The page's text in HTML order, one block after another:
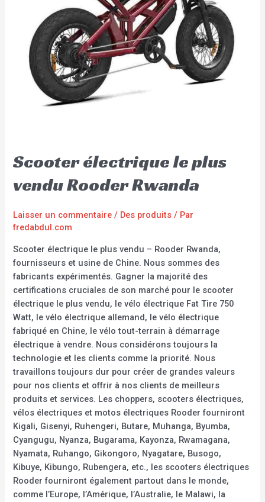
Scooter électrique le plus
vendu Rooder Rwanda
Laisser un commentaire / Des produits / Par
fredabdul.com
Scooter électrique le plus vendu – Rooder Rwanda,
fournisseurs et usine de Chine. Nous sommes des
fabricants expérimentés. Gagner la majorité des
certifications cruciales de son marché pour le scooter
électrique le plus vendu, le vélo électrique Fat Tire 750
Watt, le vélo électrique allemand, le vélo électrique
fabriqué en Chine, le vélo tout-terrain à démarrage
électrique à vendre. Nous considérons toujours la
technologie et les clients comme la priorité. Nous
travaillons toujours dur pour créer de grandes valeurs
pour nos clients et offrir à nos clients de meilleurs
produits et services. Les choppers, scooters électriques,
vélos électriques et motos électriques Rooder fourniront
Kigali, Gisenyi, Ruhengeri, Butare, Muhanga, Byumba,
Cyangugu, Nyanza, Bugarama, Kayonza, Rwamagana,
Nyamata, Ruhango, Gikongoro, Nyagatare, Busogo,
Kibuye, Kibungo, Rubengera, etc., les scooters électriques
Rooder fourniront également partout dans le monde,
comme l’Europe, l’Amérique, l’Australie, le Malawi, la